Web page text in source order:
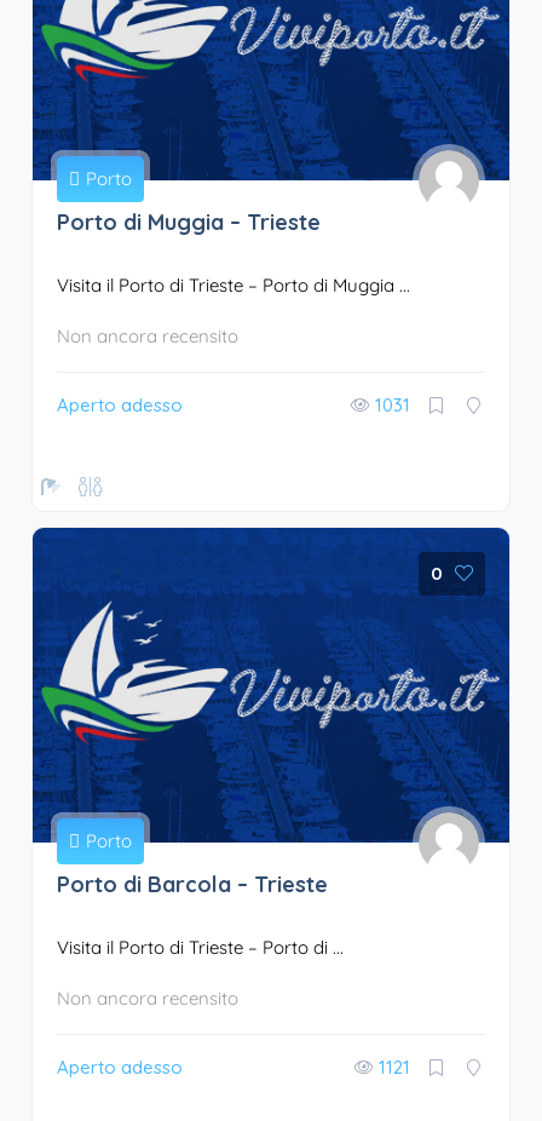
Porto
Porto di Muggia – Trieste
Visita il Porto di Trieste – Porto di Muggia ...
Non ancora recensito
Aperto adesso 1031
0
Porto
Porto di Barcola – Trieste
Visita il Porto di Trieste – Porto di ...
Non ancora recensito
Aperto adesso 1121